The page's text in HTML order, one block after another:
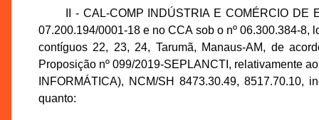
II - CAL-COMP INDÚSTRIA E COMÉRCIO
07.200.194/0001-18 e no CCA sob o nº 06.300.384-8,
contíguos 22, 23, 24, Tarumã, Manaus-AM, de
Proposição nº 099/2019-SEPLANCTI, relativamente
INFORMÁTICA), NCM/SH 8473.30.49,
quanto: